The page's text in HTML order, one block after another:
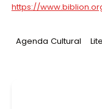
https://
Tag:
Agenda Cultural